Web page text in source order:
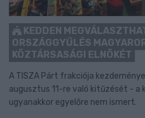
KEDDEN
ORSZÁGGYŰLÉS
KÖZTÁRSASÁGI ELNÖKÉT
A TISZA Párt frakciója
augusztus 11-re való kitűzését - a
ugyanakkor egyelőre nem ismert.